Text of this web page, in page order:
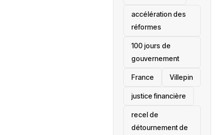
accélération des
réformes
100 jours de
gouvernement
France Villepin
justice financière
recel de
détournement de